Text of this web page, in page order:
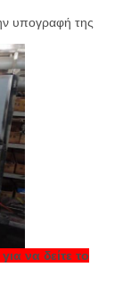
υπογραφή της
να δείτε το